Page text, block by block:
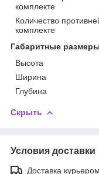
комплекте
Количество
комплекте
Габаритные
Высота
Ширина
Глубина
Скрыть
Условия доставки
Доставка